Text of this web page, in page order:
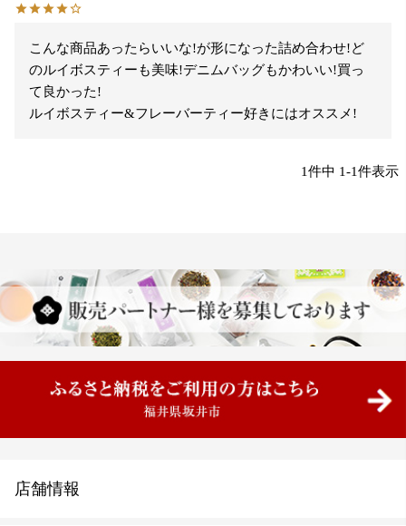
こんな商品あったらいいな!が形になった詰め合わせ!ど
のルイボスティーも美味!デニムバッグもかわいい!買っ
て良かった!
ルイボスティー&フレーバーティー好きにはオススメ!
1件中 1-1件表示
店舗情報